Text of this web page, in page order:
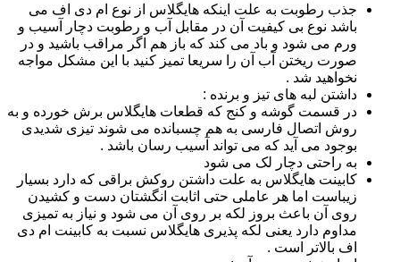
جذب رطوبت به علت اینکه هایگلاس از نوع ام دی اف می
باشد نوع بی کیفیت آن در مقابل آب و رطوبت دچار آسیب و
ورم می شود و باد می کند که باز هم اگر مراقب باشید و در
صورت ریختن آب آن را سریعا تمیز کنید با این مشکل مواجه
نخواهید شد .
داشتن لبه های تیز و برنده :
در قسمت گوشه و کنج که قطعات هایگلاس برش خورده و به
روش اتصال فارسی به هم چسبانده می شوند تیزی شدیدی
بوجود می آید که می تواند آسیب رسان باشد .
به راحتی دچار لک می شود
کابینت هایگلاس به علت داشتن روکش براقی که دارد بسیار
زیباست اما هر عاملی حتی اثابت انگشتان دست و کشیدن
روی آن باعث بروز لکه بر روی آن می شود و نیاز به تمیزی
مداوم دارد یعنی لکه پذیری هایگلاس نسبت به کابینت ام دی
اف بالاتر است .